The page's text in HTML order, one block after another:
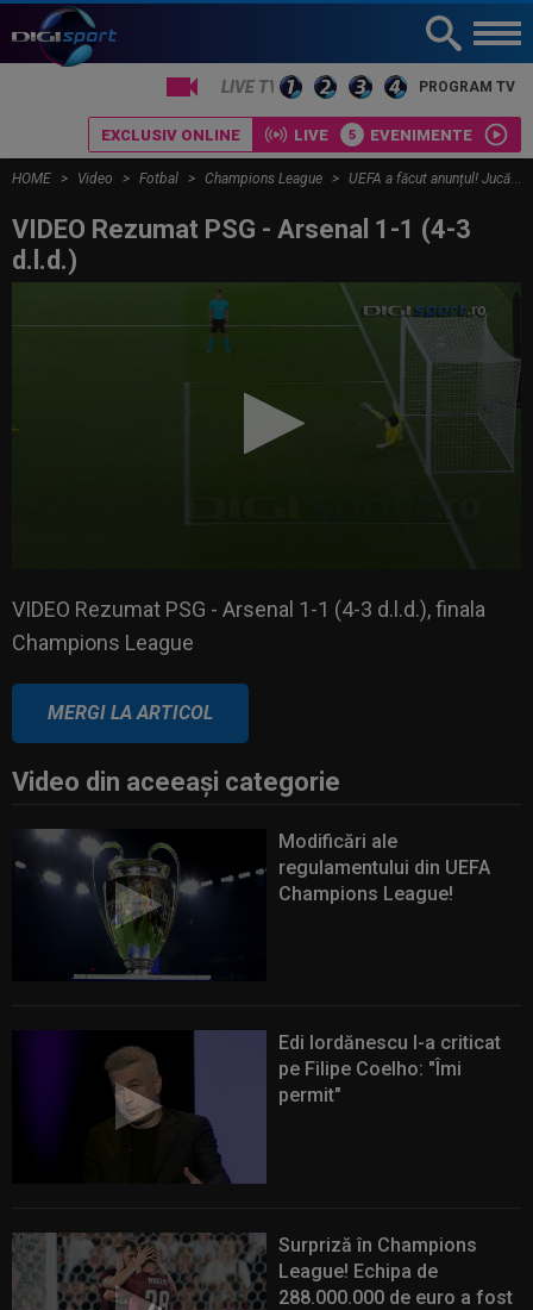
PROGRAM TV
EXCLUSIV ONLINE LIVE EVENIMENTE
HOME Video Fotbal Champions League UEFA a făcut anunțul! Jucătorul sezonului din UEFA Champions League
VIDEO Rezumat PSG - Arsenal 1-1 (4-3
d.l.d.)
Champions League
VIDEO Rezumat PSG - Arsenal 1-1 (4-3 d.l.d.), finala
Champions League
MERGI LA ARTICOL
Video din aceeaşi categorie
Modificări ale
regulamentului din UEFA
Champions League!
Edi Iordănescu l-a criticat
pe Filipe Coelho: "Îmi
permit"
Surpriză în Champions
League! Echipa de
288.000.000 de euro a fost